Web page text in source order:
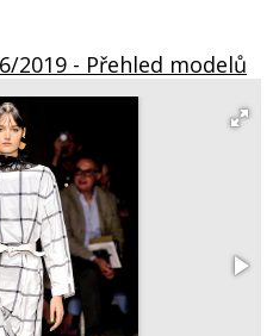
2019 - Přehled modelů